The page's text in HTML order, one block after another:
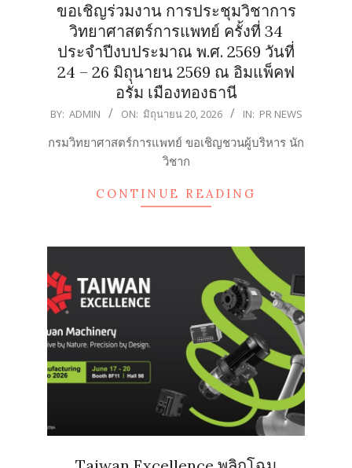
ขอเชิญร่วมงาน การประชุมวิชาการ
วิทยาศาสตร์การแพทย์ ครั้งที่ 34
ประจำปีงบประมาณ พ.ศ. 2569 วันที่
24 – 26 มิถุนายน 2569 ณ อิมแพ็คฟ
อรั่ม เมืองทองธานี
2026-
20
BY: ADMIN ON: มิถุนายน 20, 2026 IN: PR NEWS
กรมวิทยาศาสตร์การแพทย์ ขอเชิญชวนผู้บริหาร นัก
วิชาก
CONTINUE READING